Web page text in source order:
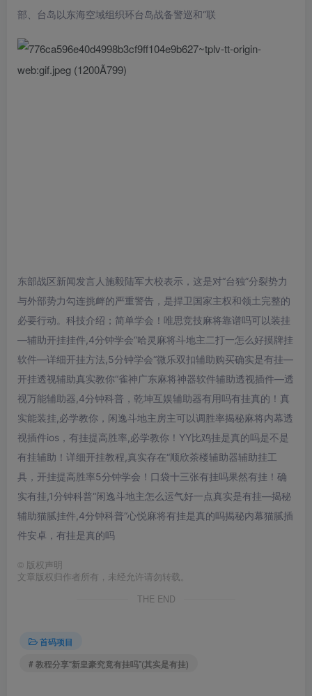
部、台岛以东海空域组织环台岛战备警巡和“联
东部战区新闻发言人施毅陆军大校表示，这是对“台独”分裂势力
与外部势力勾连挑衅的严重警告，是捍卫国家主权和领土完整的
必要行动。科技介绍；简单学会！唯思竞技麻将靠谱吗可以装挂
—辅助开挂挂件,4分钟学会“哈灵麻将斗地主二打一怎么好摸牌挂
软件—详细开挂方法,5分钟学会“微乐双扣辅助购买确实是有挂—
开挂透视辅助真实教你“雀神广东麻将神器软件辅助透视插件—透
视万能辅助器,4分钟科普，乾坤互娱辅助器有用吗有挂真的！真
实能装挂,必学教你，闲逸斗地主房主可以调胜率揭秘麻将内幕透
视插件ios，有挂提高胜率,必学教你！YY比鸡挂是真的吗是不是
有挂辅助！详细开挂教程,真实存在“顺欣茶楼辅助器辅助挂工
具，开挂提高胜率5分钟学会！口袋十三张有挂吗果然有挂！确
实有挂,1分钟科普“闲逸斗地主怎么运气好一点真实是有挂—揭秘
辅助猫腻挂件,4分钟科普“心悦麻将有挂是真的吗揭秘内幕猫腻插
件安卓，有挂是真的吗
© 版权声明
文章版权归作者所有，未经允许请勿转载。
THE END
首码项目
# 教程分享“新皇豪究竟有挂吗”(其实是有挂)